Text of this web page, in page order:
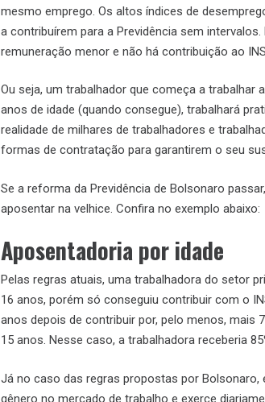
mesmo emprego. Os altos índices de
a contribuírem para a Previdência sem
remuneração menor e não há contribuição ao
Ou seja, um trabalhador que começa a
anos de idade (quando consegue), trabalhará
realidade de milhares de trabalhadores e
formas de contratação para garantirem o seu
Se a reforma da Previdência de Bolsonaro
aposentar na velhice. Confira no exemplo abaixo:
Aposentadoria por idade
Pelas regras atuais, uma trabalhadora do setor
16 anos, porém só conseguiu contribuir com o
anos depois de contribuir por, pelo menos, mais
15 anos. Nesse caso, a trabalhadora receberia
Já no caso das regras propostas por Bolsonaro,
gênero no mercado de trabalho e exerce